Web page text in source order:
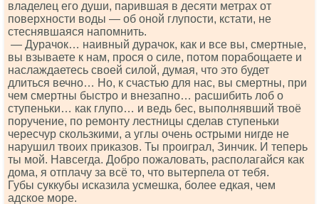
владелец его души, парившая в десяти метрах от
поверхности воды — об оной глупости, кстати, не
стеснявшаяся напомнить.
— Дурачок… наивный дурачок, как и все вы, смертные,
вы взываете к нам, прося о силе, потом порабощаете и
наслаждаетесь своей силой, думая, что это будет
длиться вечно… Но, к счастью для нас, вы смертны, при
чем смертны быстро и внезапно… расшибить лоб о
ступеньки… как глупо… и ведь бес, выполнявший твоё
поручение, по ремонту лестницы сделав ступеньки
чересчур скользкими, а углы очень острыми нигде не
нарушил твоих приказов. Ты проиграл, Зинчик. И теперь
ты мой. Навсегда. Добро пожаловать, располагайся как
дома, я отплачу за всё то, что вытерпела от тебя.
Губы суккубы исказила усмешка, более едкая, чем
адское море.